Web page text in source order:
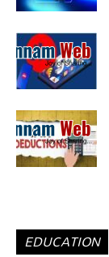
EDUCATION